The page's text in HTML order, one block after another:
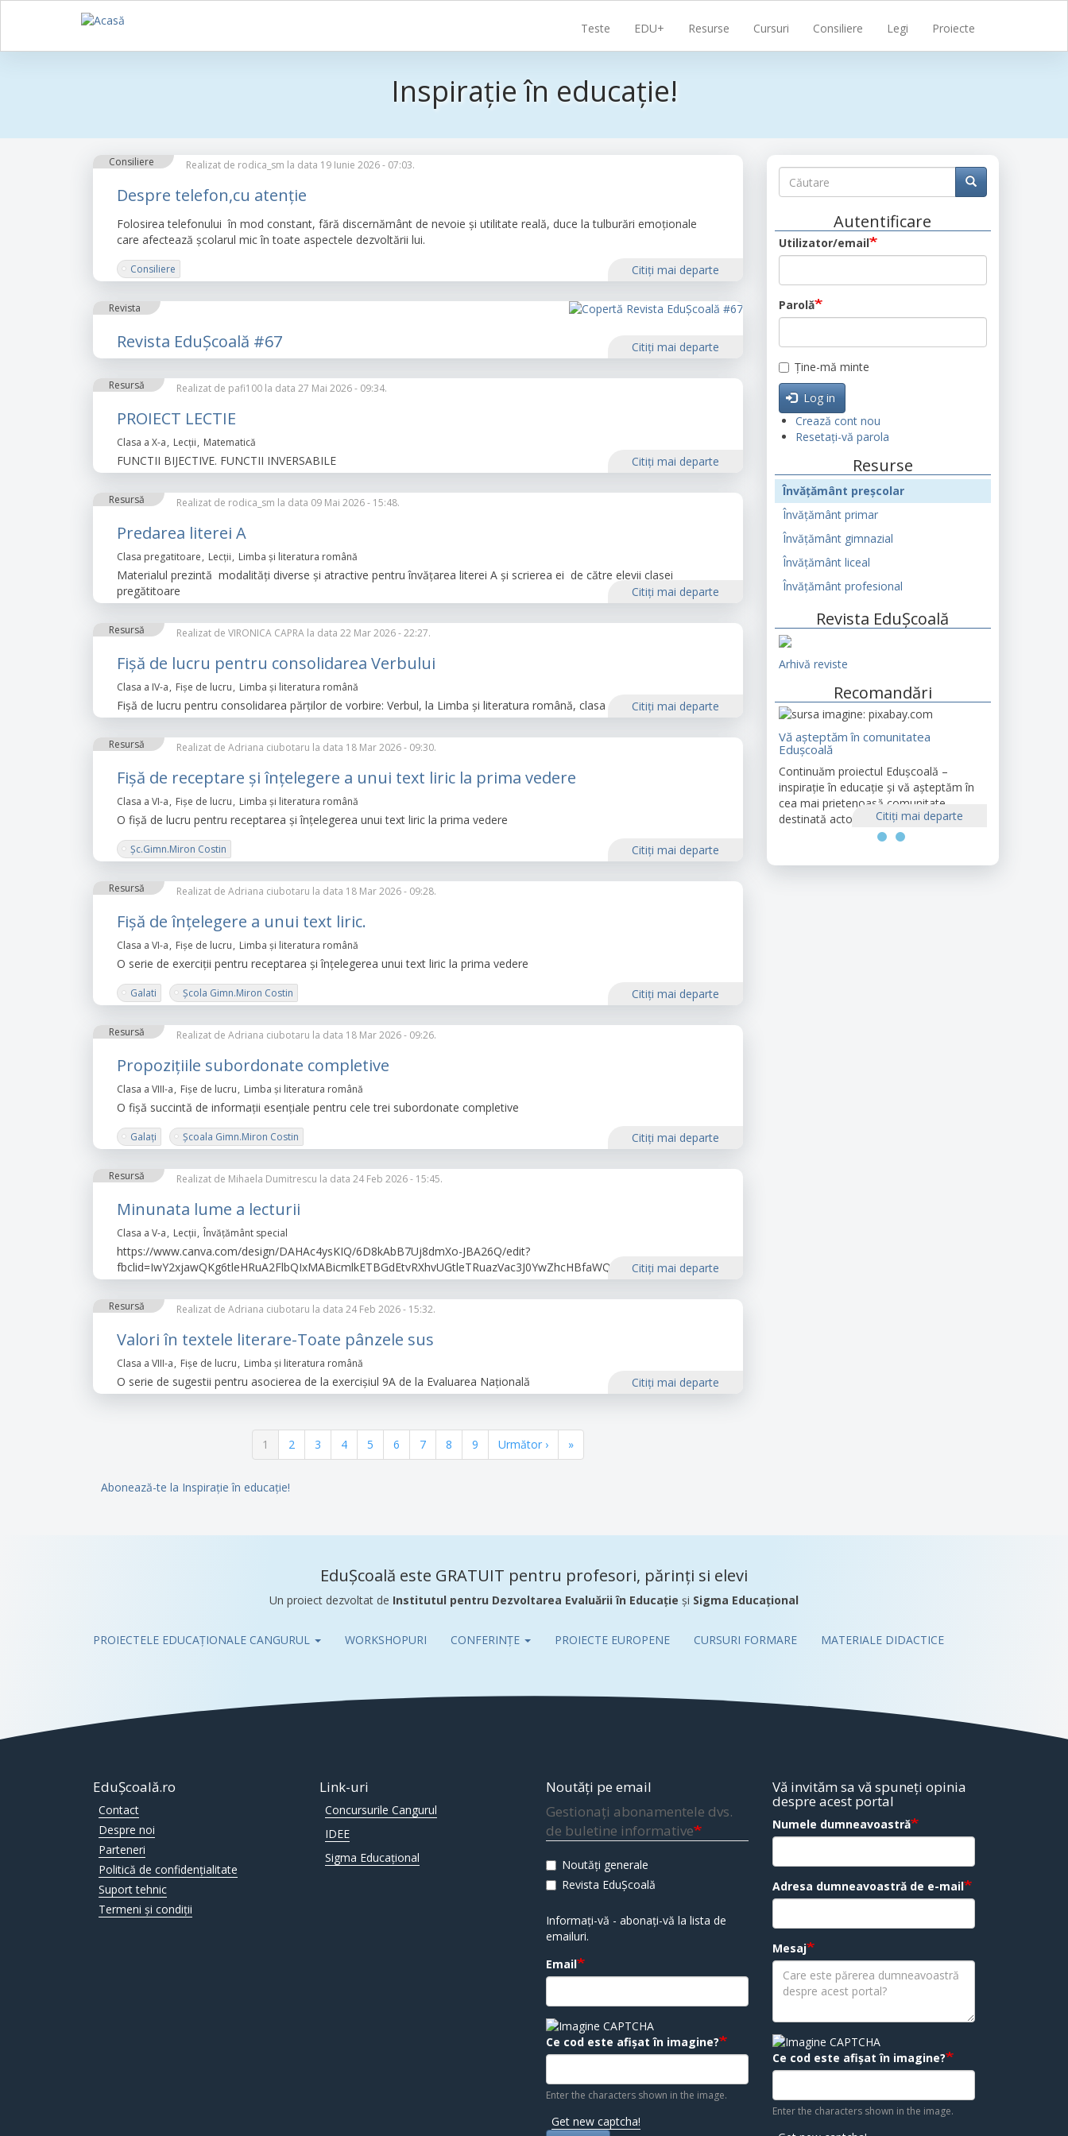
Sari
principală
Teste EDU+ Resurse Cursuri Consiliere Legi Proiecte
Inspirație în educație!
Consiliere Realizat de rodica_sm la data 19 Iunie 2026 - 07:03.
Despre telefon,cu atenție
Folosirea telefonului în mod constant, fără discernământ de nevoie și utilitate reală, duce la tulburări emoționale
care afectează școlarul mic în toate aspectele dezvoltării lui.
Consiliere Citiţi mai departe
Revista
Revista EduȘcoală #67 Citiţi mai departe
Resursă Realizat de pafi100 la data 27 Mai 2026 - 09:34.
PROIECT LECTIE
Clasa a X-a Lecții Matematică
FUNCTII BIJECTIVE. FUNCTII INVERSABILE Citiţi mai departe
Resursă Realizat de rodica_sm la data 09 Mai 2026 - 15:48.
Predarea literei A
Clasa pregatitoare Lecții Limba şi literatura română
Materialul prezintă modalități diverse și atractive pentru învățarea literei A și scrierea ei de către elevii clasei
pregătitoare
Citiţi mai departe
Resursă Realizat de VIRONICA CAPRA la data 22 Mar 2026 - 22:27.
Fișă de lucru pentru consolidarea Verbului
Clasa a IV-a Fișe de lucru Limba şi literatura română
Fișă de lucru pentru consolidarea părților de vorbire: Verbul, la Limba și literatura română, clasa a IV a.Citiţi mai departe
Resursă Realizat de Adriana ciubotaru la data 18 Mar 2026 - 09:30.
Fişă de receptare şi înţelegere a unui text liric la prima vedere
Clasa a VI-a Fișe de lucru Limba şi literatura română
O fişă de lucru pentru receptarea şi înţelegerea unui text liric la prima vedere
Şc.Gimn.Miron Costin Citiţi mai departe
Resursă Realizat de Adriana ciubotaru la data 18 Mar 2026 - 09:28.
Fişă de înţelegere a unui text liric.
Clasa a VI-a Fișe de lucru Limba şi literatura română
O serie de exerciţii pentru receptarea şi înţelegerea unui text liric la prima vedere
Galati Şcola Gimn.Miron Costin Citiţi mai departe
Resursă Realizat de Adriana ciubotaru la data 18 Mar 2026 - 09:26.
Propoziţiile subordonate completive
Clasa a VIII-a Fișe de lucru Limba şi literatura română
O fişă succintă de informaţii esenţiale pentru cele trei subordonate completive
Galaţi Şcoala Gimn.Miron Costin Citiţi mai departe
Resursă Realizat de Mihaela Dumitrescu la data 24 Feb 2026 - 15:45.
Minunata lume a lecturii
Clasa a V-a Lecții Învăţământ special
https://www.canva.com/design/DAHAc4ysKIQ/6D8kAbB7Uj8dmXo-JBA26Q/edit?
fbclid=IwY2xjawQKg6tleHRuA2FlbQIxMABicmlkETBGdEtvRXhvUGtleTRuazVac3J0YwZhcHBfaWQQMjIyMDM5MTc4ODIwMDg5MgABHmYxROpT7sgZZsDRixFrGor
Citiţi mai departe
Resursă Realizat de Adriana ciubotaru la data 24 Feb 2026 - 15:32.
Valori în textele literare-Toate pânzele sus
Clasa a VIII-a Fișe de lucru Limba şi literatura română
O serie de sugestii pentru asocierea de la exercişiul 9A de la Evaluarea Naţională Citiţi mai departe
Pagina
curentă
1 Pagina
2 Pagina
3 Pagina
4 Pagina
5 Pagina
6 Pagina
7 Pagina
8 Pagina
9
Pagina
următoare
Următor ›
Ultima
pagină
»
Abonează-te la Inspirație în educație!
Căutare
Căutare Căutare
Autentificare
Utilizator/email
Parolă
Ține-mă minte
Log in
Crează cont nou
Resetați-vă parola
Resurse
Învățământ preșcolar
Învățământ primar
Învățământ gimnazial
Învățământ liceal
Învățământ profesional
Revista EduȘcoală
Arhivă reviste
Recomandări
Vă așteptăm în comunitatea
Edușcoală
Continuăm proiectul Edușcoală –
inspirație în educație și vă așteptăm în
cea mai prietenoasă comunitate
destinată actorilor din educație.
Citiţi mai departe
EduȘcoală este GRATUIT pentru profesori, părinți si elevi
Un proiect dezvoltat de Institutul pentru Dezvoltarea Evaluării în Educație și Sigma Educațional
Pub
PROIECTELE EDUCAȚIONALE CANGURUL WORKSHOPURI CONFERINȚE PROIECTE EUROPENE CURSURI FORMARE MATERIALE DIDACTICE
EduȘcoală.ro
Contact
Despre noi
Parteneri
Politică de confidențialitate
Suport tehnic
Termeni și condiții
Link-uri
Concursurile Cangurul
IDEE
Sigma Educațional
Noutăți pe email
Gestionați abonamentele dvs.
de buletine informative
Noutăți generale
Revista EduȘcoală
Informați-vă - abonați-vă la lista de
emailuri.
Email
Ce cod este afișat în imagine?
Enter the characters shown in the image.
Get new captcha!
Vă invităm sa vă spuneți opinia
despre acest portal
Numele dumneavoastră
Adresa dumneavoastră de e-mail
Mesaj
Ce cod este afișat în imagine?
Enter the characters shown in the image.